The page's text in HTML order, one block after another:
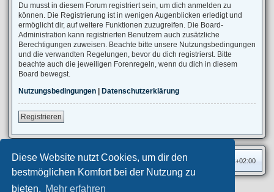
Diese Website nutzt Cookies, um dir den
bestmöglichen Komfort bei der Nutzung zu
bieten. Mehr erfahren
Du musst in diesem Forum registriert sein, um dich anmelden zu
können. Die Registrierung ist in wenigen Augenblicken erledigt und
ermöglicht dir, auf weitere Funktionen zuzugreifen. Die Board-
Administration kann registrierten Benutzern auch zusätzliche
Berechtigungen zuweisen. Beachte bitte unsere Nutzungsbedingungen
und die verwandten Regelungen, bevor du dich registrierst. Bitte
beachte auch die jeweiligen Forenregeln, wenn du dich in diesem
Board bewegst.
Nutzungsbedingungen | Datenschutzerklärung
Registrieren
Foren-Übersicht Alle Zeiten sind UTC+02:00